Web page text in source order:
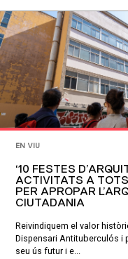
EN VIU
‘10 FESTES
ACTIVITATS A
PER APROPAR
CIUTADANIA
Reivindiquem el valor
Dispensari Antituberculós i
seu ús futur i e...